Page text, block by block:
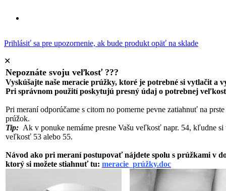
Prihlásiť sa pre upozornenie, ak bude produkt opäť na sklade
✕
Nepoznáte svoju veľkosť ???
Vyskúšajte naše meracie prúžky, ktoré je potrebné si vytlačit a
Pri správnom použití poskytujú presný údaj o potrebnej
Pri meraní odporúčame s citom no pomerne pevne zatiahnuť na
prúžok.
Tip: Ak v ponuke nemáme presne Vašu veľkosť napr. 54, kľudne si
veľkosť 53 alebo 55.
Návod ako pri meraní postupovať nájdete spolu s prúžkami v
ktorý si možete stiahnuť tu: meracie_prúžky.doc